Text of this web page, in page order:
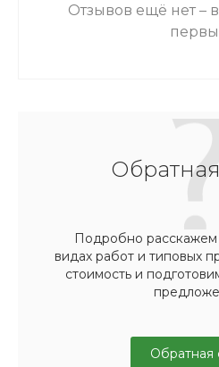
Отзывов ещё нет –
Подробно расскажем
видах работ и типовых
стоимость и
Обратная